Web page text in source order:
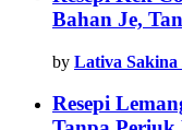
Bahan Je,
by Lativa Sakina
Resepi